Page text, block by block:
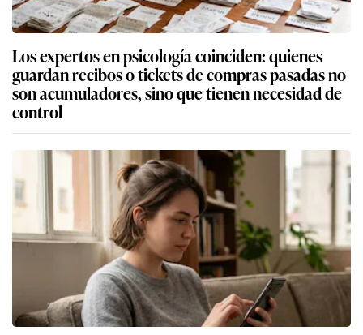
Los expertos en psicología coinciden: quienes
guardan recibos o tickets de compras pasadas no
son acumuladores, sino que tienen necesidad de
control